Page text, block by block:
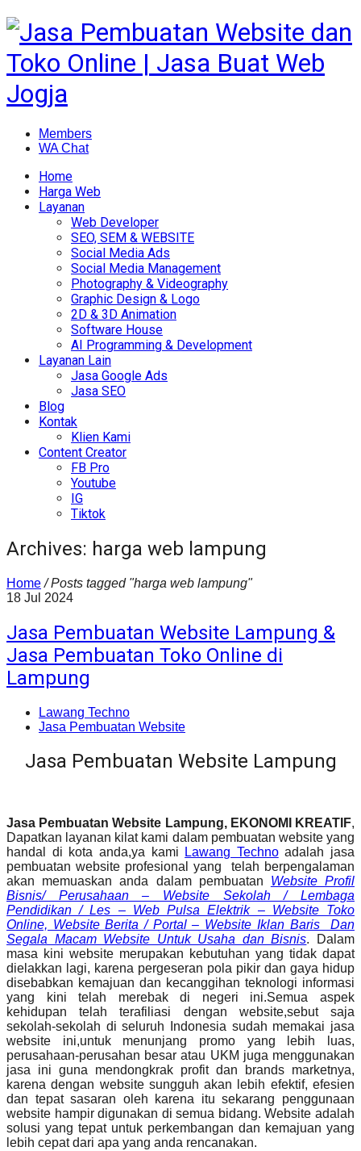
Members
WA Chat
Home
Harga Web
Layanan
Web Developer
SEO, SEM & WEBSITE
Social Media Ads
Social Media Management
Photography & Videography
Graphic Design & Logo
2D & 3D Animation
Software House
AI Programming & Development
Layanan Lain
Jasa Google Ads
Jasa SEO
Blog
Kontak
Klien Kami
Content Creator
FB Pro
Youtube
IG
Tiktok
Archives: harga web lampung
Home / Posts tagged "harga web lampung"
18 Jul 2024
Jasa Pembuatan Website Lampung &
Jasa Pembuatan Toko Online di
Lampung
Lawang Techno
Jasa Pembuatan Website
Jasa Pembuatan Website Lampung
Jasa Pembuatan Website Lampung, EKONOMI KREATIF,
Dapatkan layanan kilat kami dalam pembuatan website yang
handal di kota anda,ya kami
Lawang Technoadalah jasa
pembuatan website profesional yang telah berpengalaman
akan memuaskan anda dalam pembuatan Website Profil
Bisnis/ Perusahaan – Website Sekolah / Lembaga
Pendidikan / Les – Web Pulsa Elektrik – Website Toko
Online, Website Berita / Portal – Website Iklan Baris Dan
Segala Macam Website Untuk Usaha dan Bisnis. Dalam
masa kini website merupakan kebutuhan yang tidak dapat
dielakkan lagi, karena pergeseran pola pikir dan gaya hidup
disebabkan kemajuan dan kecanggihan teknologi informasi
yang kini telah merebak di negeri ini.Semua aspek
kehidupan telah terafiliasi dengan website,sebut saja
sekolah-sekolah di seluruh Indonesia sudah memakai jasa
website ini,untuk menunjang promo yang lebih luas,
perusahaan-perusahan besar atau UKM juga menggunakan
jasa ini guna mendongkrak profit dan brands marketnya,
karena dengan website sungguh akan lebih efektif, efesien
dan tepat sasaran oleh karena itu sekarang penggunaan
website hampir digunakan di semua bidang. Website adalah
solusi yang tepat untuk perkembangan dan kemajuan yang
lebih cepat dari apa yang anda rencanakan.